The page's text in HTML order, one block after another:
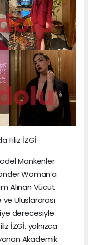
Filiz İZGİ
Mankenler
Woman’a
Alınan Vücut
Uluslararası
derecesiyle
İZGİ, yalnızca
Akademik